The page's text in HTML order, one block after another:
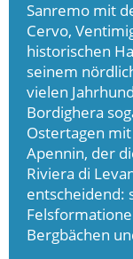
Sanremo mit
Cervo,
historischen
seinem
vielen
Bordighera
Ostertagen
Apennin, der
Riviera di
entscheidend:
Bergbächen